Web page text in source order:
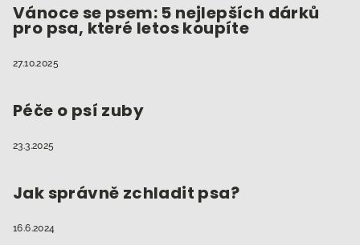
Vánoce se psem: 5 nejlepších dárků
pro psa, které letos koupíte
27.10.2025
Péče o psí zuby
23.3.2025
Jak správně zchladit psa?
16.6.2024